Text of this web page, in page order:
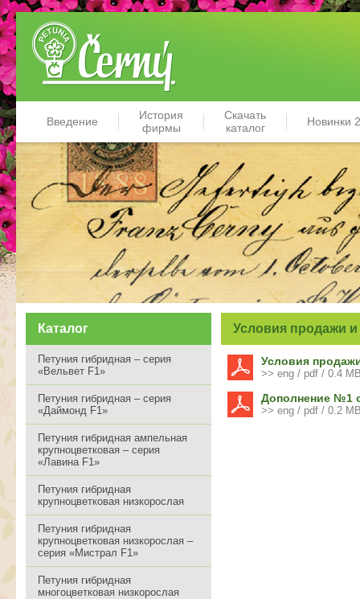
Введение
История
фирмы
Скачать
каталог
Новинки
Каталог
Петуния гибридная – серия
«Вельвет F1»
Петуния гибридная – серия
«Даймонд F1»
Петуния гибридная ампельная
крупноцветковая – серия
«Лавина F1»
Петуния гибридная
крупноцветковая низкорослая
Петуния гибридная
крупноцветковая низкорослая –
серия «Мистрал F1»
Петуния гибридная
многоцветковая низкорослая
Условия продажи и
Условия
>> eng / pdf / 0.4
Дополнение №1
>> eng / pdf / 0.2